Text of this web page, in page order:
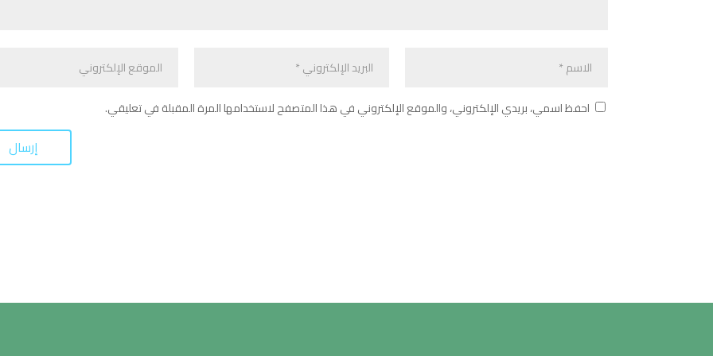
احفظ اسمي، بريدي الإلكتروني، والموقع الإلكتروني في هذا المتصفح لاستخدامها المرة المقبلة في تعليقي.